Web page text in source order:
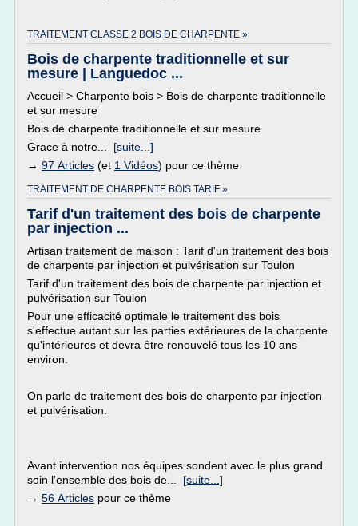
TRAITEMENT CLASSE 2 BOIS DE CHARPENTE »
Bois de charpente traditionnelle et sur
mesure | Languedoc ...
Accueil > Charpente bois > Bois de charpente traditionnelle
et sur mesure
Bois de charpente traditionnelle et sur mesure
Grace à notre... [suite...]
→ 97 Articles (et 1 Vidéos) pour ce thème
TRAITEMENT DE CHARPENTE BOIS TARIF »
Tarif d'un traitement des bois de charpente
par injection ...
Artisan traitement de maison : Tarif d'un traitement des bois
de charpente par injection et pulvérisation sur Toulon
Tarif d'un traitement des bois de charpente par injection et
pulvérisation sur Toulon
Pour une efficacité optimale le traitement des bois
s'effectue autant sur les parties extérieures de la charpente
qu'intérieures et devra être renouvelé tous les 10 ans
environ.
On parle de traitement des bois de charpente par injection
et pulvérisation.
Avant intervention nos équipes sondent avec le plus grand
soin l'ensemble des bois de... [suite...]
→ 56 Articles pour ce thème